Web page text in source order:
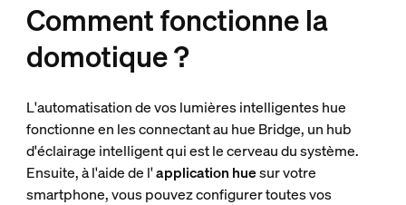
Comment fonctionne la
domotique ?
L'automatisation de vos lumières intelligentes hue
fonctionne en les connectant au hue Bridge, un hub
d'éclairage intelligent qui est le cerveau du système.
Ensuite, à l'aide de l'application huesur votre
smartphone, vous pouvez configurer toutes vos